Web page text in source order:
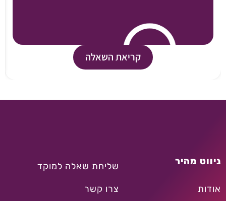
קריאת השאלה
ניווט מהיר
אודות
שליחת שאלה למוקד
צרו קשר